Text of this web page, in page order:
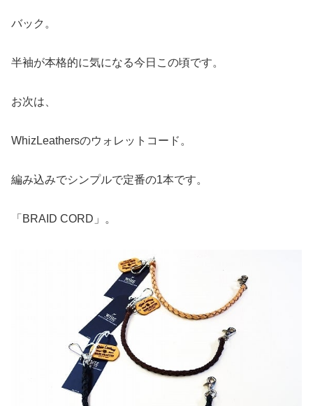
バック。
半袖が本格的に気になる今日この頃です。
お次は、
WhizLeathersのウォレットコード。
編み込みでシンプルで定番の1本です。
「BRAID CORD」。